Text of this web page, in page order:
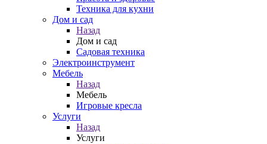
Техника для кухни
Дом и сад
Назад
Дом и сад
Садовая техника
Электроинструмент
Мебель
Назад
Мебель
Игровые кресла
Услуги
Назад
Услуги